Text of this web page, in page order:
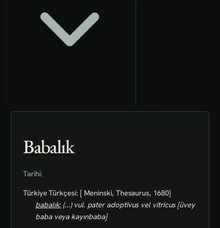
Babalık
Tarihi:
Türkiye Türkçesi: [ Meninski, Thesaurus, 1680]
babalık:(...) vul. pater adoptivus vel vitricus [üvey
baba veya kayınbaba]